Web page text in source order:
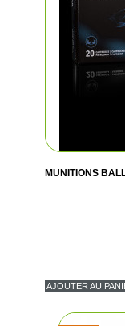
MUNITIONS
AJOUTER AU